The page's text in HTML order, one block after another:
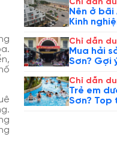
Chỉ dẫn
Nên ở bãi
Kinh
Chỉ dẫn
Mua hải
Sơn? Gợi
Chỉ dẫn
Trẻ em
Sơn? Top